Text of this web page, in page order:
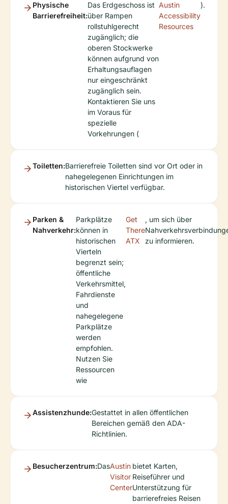
Physische
Barrierefreiheit:
Das Erdgeschoss ist
über Rampen
rollstuhlgerecht
zugänglich; die
oberen Stockwerke
können aufgrund von
Erhaltungsauflagen
nur eingeschränkt
zugänglich sein.
Kontaktieren Sie uns
im Voraus für
spezielle
Vorkehrungen (
Austin
Accessibility
Resources
).
Toiletten:Barrierefreie Toiletten sind vor Ort oder in
nahegelegenen Einrichtungen im
historischen Viertel verfügbar.
Parken &
Nahverkehr:
Parkplätze
können in
historischen
Vierteln
begrenzt sein;
öffentliche
Verkehrsmittel,
Fahrdienste
und
nahegelegene
Parkplätze
werden
empfohlen.
Nutzen Sie
Ressourcen
wie
Get
There
ATX
, um sich über
zu informieren.
Assistenzhunde:Gestattet in allen öffentlichen
Bereichen gemäß den ADA-
Richtlinien.
Besucherzentrum:DasAustin
Visitor
Center
bietet Karten,
Reiseführer und
Unterstützung für
barrierefreies Reisen